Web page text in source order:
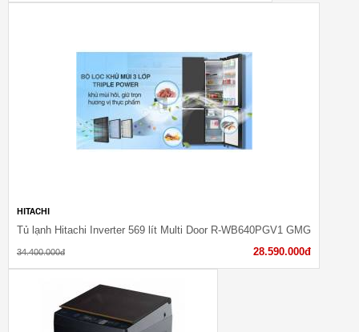
HITACHI
Tủ lạnh Hitachi Inverter 569 lít Multi Door R-WB640PGV1 GMG
34.400.000đ 28.590.000đ